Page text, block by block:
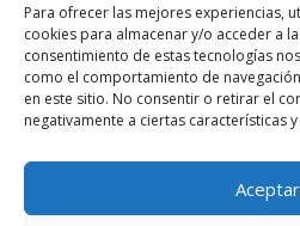
Para ofrecer las mejores experiencias,
cookies para almacenar y/o acceder a
consentimiento de estas tecnologías
como el comportamiento de
en este sitio. No consentir o retirar el
negativamente a ciertas características
Aceptar
Aurelio G-MenNordés Vermouth
AitorenNordés Vermouth Rojo
Aurelio G-M en Nordés Vermouth